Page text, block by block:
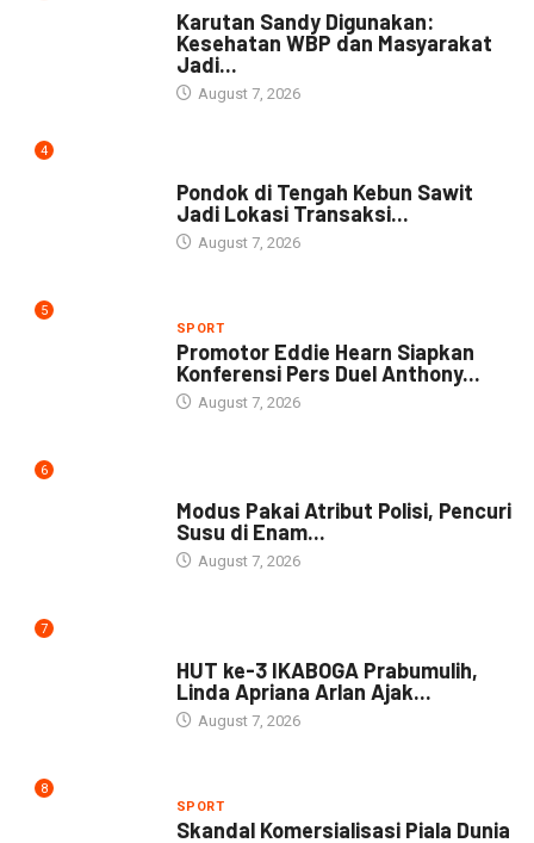
Karutan Sandy Digunakan:
Kesehatan WBP dan Masyarakat
Jadi...
August 7, 2026
4
Pondok di Tengah Kebun Sawit
Jadi Lokasi Transaksi...
August 7, 2026
5
SPORT
Promotor Eddie Hearn Siapkan
Konferensi Pers Duel Anthony...
August 7, 2026
6
Modus Pakai Atribut Polisi, Pencuri
Susu di Enam...
August 7, 2026
7
HUT ke-3 IKABOGA Prabumulih,
Linda Apriana Arlan Ajak...
August 7, 2026
8
SPORT
Skandal Komersialisasi Piala Dunia